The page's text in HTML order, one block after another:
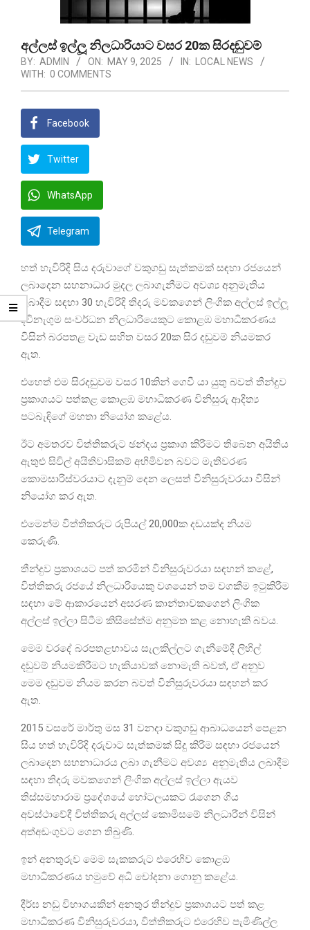
අල්ලස් ඉල්ලූ නිලධාරියාට වසර 20ක සිරදඬුවම්
BY: ADMIN ON: MAY 9, 2025 IN:
LOCAL NEWS
WITH: 0 COMMENTS
Facebook
Twitter
WhatsApp
Telegram
හත් හැවිරිදි සිය දරුවාගේ වකුගඩු සැත්කමක් සඳහා රජයෙන්
ලබාදෙන සහනාධාර මුදල ලබාගැනීමට අවශ්‍ය අනුමැතිය
ලබාදීම සඳහා 30 හැවිරිදි තිදරු මවකගෙන් ලිංගික අල්ලස් ඉල්ලූ
දිවිනැගුම සංවර්ධන නිලධාරියෙකුට කොළඹ මහාධිකරණය
විසින් බරපතළ වැඩ සහිත වසර 20ක සිර දඬුවම් නියමකර
ඇත.
එහෙත් එම සිරදඬුවම වසර 10කින් ගෙවී යා යුතු බවත් තීන්දුව
ප්‍රකාශයට පත්කළ කොළඹ මහාධිකරණ විනිසුරු ආදිත්‍ය
පටබැඳිගේ මහතා නියෝග කළේය.
ඊට අමතරව විත්තිකරුට ඡන්දය ප්‍රකාශ කිරීමට තිබෙන අයිතිය
ඇතුළු සිවිල් අයිතිවාසිකම් අහිමිවන බවට මැතිවරණ
කොමසාරිස්වරයාට දැනුම් දෙන ලෙසත් විනිසුරුවරයා විසින්
නියෝග කර ඇත.
එමෙන්ම විත්තිකරුට රුපියල් 20,000ක දඩයක්ද නියම
කෙරුණි.
තීන්දුව ප්‍රකාශයට පත් කරමින් විනිසුරුවරයා සඳහන් කළේ,
විත්තිකරු රජයේ නිලධාරියෙකු වශයෙන් තම වගකීම ඉටුකිරීම
සඳහා මේ ආකාරයෙන් අසරණ කාන්තාවකගෙන් ලිංගික
අල්ලස් ඉල්ලා සිටීම කිසිසේත්ම අනුමත කළ නොහැකි බවය.
මෙම වරදේ බරපතළභාවය සැලකිල්ලට ගැනීමේදී ලිහිල්
දඬුවම් නියමකිරීමට හැකියාවක් නොමැති බවත්, ඒ අනුව
මෙම දඬුවම නියම කරන බවත් විනිසුරුවරයා සඳහන් කර
ඇත.
2015 වසරේ මාර්තු මස 31 වනදා වකුගඩු ආබාධයෙන් පෙළන
සිය හත් හැවිරිදි දරුවාට සැත්කමක් සිදු කිරීම සඳහා රජයෙන්
ලබාදෙන සහනාධාරය ලබා ගැනීමට අවශ්‍ය අනුමැතිය ලබාදීම
සඳහා තිදරු මවකගෙන් ලිංගික අල්ලස් ඉල්ලා ඇයව
තිස්සමහාරාම ප්‍රදේශයේ හෝටලයකට රැගෙන ගිය
අවස්ථාවේදී විත්තිකරු අල්ලස් කොමිසමේ නිලධාරීන් විසින්
අත්අඩංගුවට ගෙන තිබුණි.
ඉන් අනතුරුව මෙම සැකකරුට එරෙහිව කොළඹ
මහාධිකරණය හමුවේ අධි චෝදනා ගොනු කළේය.
දීර්ඝ නඩු විභාගයකින් අනතුර තීන්දුව ප්‍රකාශයට පත් කළ
මහාධිකරණ විනිසුරුවරයා, විත්තිකරුට එරෙහිව පැමිණිල්ල